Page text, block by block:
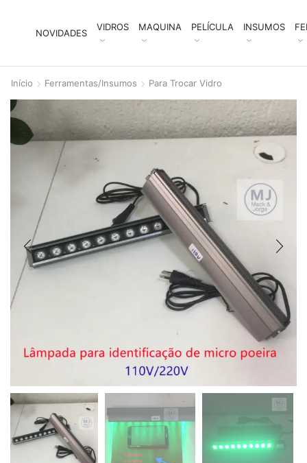
NOVIDADES
VIDROS MAQUINA PELÍCULA INSUMOS
Início Ferramentas/Insumos Para Trocar Vidro